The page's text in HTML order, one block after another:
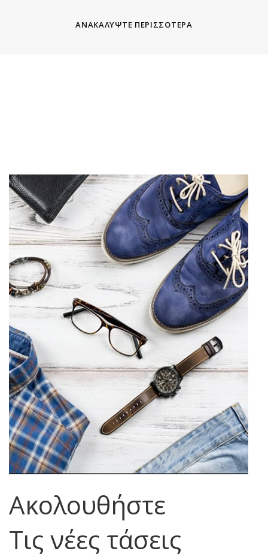
ΑΝΑΚΑΛΥΨΤΕ ΠΕΡΙΣΣΟΤΕΡΑ
Ακολουθήστε
Τις νέες τάσεις